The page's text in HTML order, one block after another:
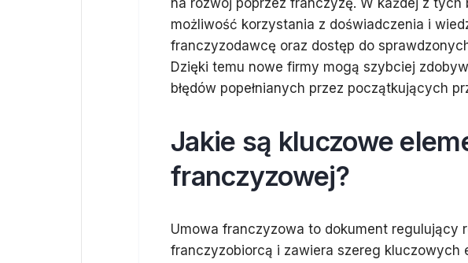
na rozwój poprzez franczyzę. W każdej z
możliwość korzystania z doświadczenia i
franczyzodawcę oraz dostęp do
Dzięki temu nowe firmy mogą szybciej
błędów popełnianych przez początkujących
Jakie są kluczowe
franczyzowej?
Umowa franczyzowa to dokument regulujący
franczyzobiorcą i zawiera szereg kluczowych